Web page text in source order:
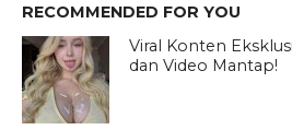
RECOMMENDED FOR YOU
Viral Konten
dan Video Mantap!